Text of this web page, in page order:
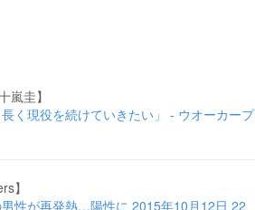
嵐圭】
く現役を続けていきたい」 - ウオーカープ
】
性が再発熱…陽性に 2015年10月12日 22